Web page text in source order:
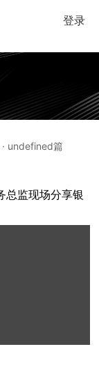
登录
undefined篇
总监现场分享银